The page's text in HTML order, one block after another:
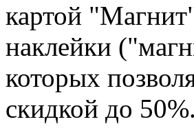
картой
наклейки
которых
скидкой до 50%.